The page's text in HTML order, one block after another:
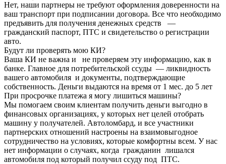
Нет, наши партнеры не требуют оформления доверенности на
ваш транспорт при подписании договора. Все что необходимо
предъявить для получения денежных средств —
гражданский паспорт, ПТС и свидетельство о регистрации
авто.
Будут ли проверять мою КИ?
Ваша КИ не важна и не проверяем эту информацию, как в
банке. Главное для потребительской ссуды — ликвидность
вашего автомобиля и документы, подтверждающие
собственность. Деньги выдаются на время от 1 мес. до 5 лет
При просрочке платежа я могу лишиться машины?
Мы помогаем своим клиентам получить деньги выгодно в
финансовых организациях, у которых нет целей отобрать
машину у получателей. Автоломбард, и все участники
партнерских отношений настроены на взаимовыгодное
сотрудничество на условиях, которые комфортны всем. У нас
нет информации о случаях, когда гражданин лишался
автомобиля под который получил ссуду под ПТС.